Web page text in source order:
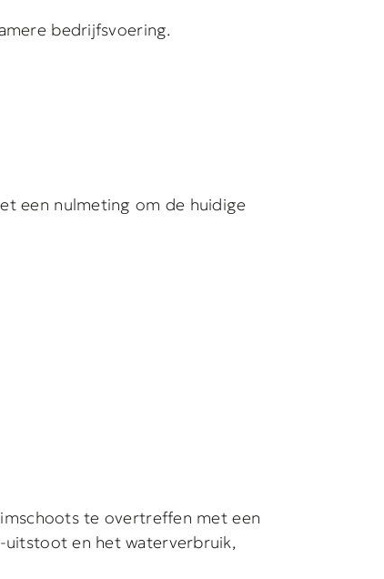
bedrijfsvoering.
een nulmeting om de huidige
te overtreffen met een
uitstoot en het waterverbruik,